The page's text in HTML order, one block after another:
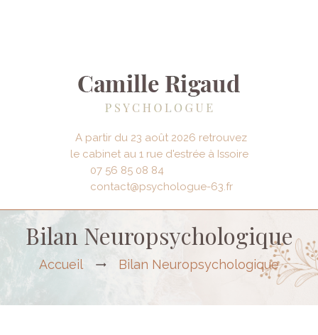
A partir du 23 août 2026 retrouvez
le cabinet au 1 rue d'estrée à Issoire
07 56 85 08 84
contact@psychologue-63.fr
Bilan Neuropsychologique
Accueil Bilan Neuropsychologique